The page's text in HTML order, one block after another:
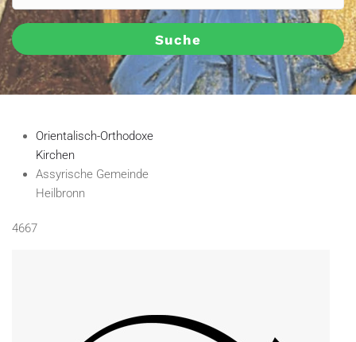
Suche
Orientalisch-Orthodoxe
Kirchen
Assyrische Gemeinde
Heilbronn
4667